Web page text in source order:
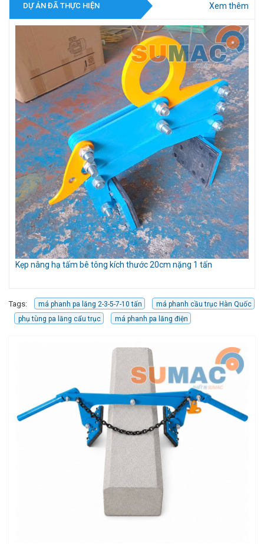
DỰ ÁN ĐÃ THỰC HIỆN Xem thêm
Kẹp nâng hạ tấm bê tông kích thước 20cm nặng 1 tấn
Tags: má phanh pa lăng 2-3-5-7-10 tấn
má phanh cầu trục Hàn Quốc
phụ tùng pa lăng cẩu trục
má phanh pa lăng điện